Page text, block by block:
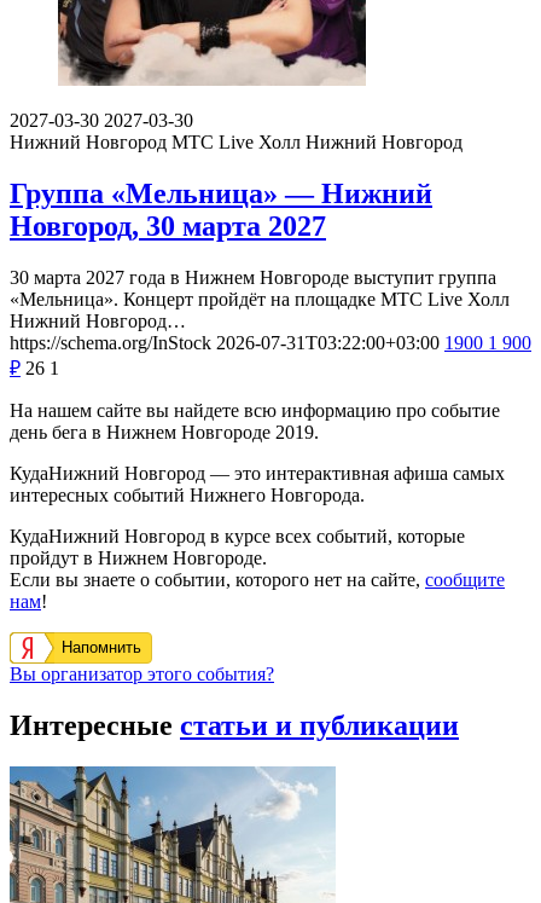
2027-03-30 2027-03-30
Нижний Новгород МТС Live Холл Нижний Новгород
Группа «Мельница» — Нижний
Новгород, 30 марта 2027
30 марта 2027 года в Нижнем Новгороде выступит группа
«Мельница». Концерт пройдёт на площадке МТС Live Холл
Нижний Новгород…
https://schema.org/InStock 2026-07-31T03:22:00+03:00 1900 1 900
₽ 26 1
На нашем сайте вы найдете всю информацию про событие
день бега в Нижнем Новгороде 2019.
КудаНижний Новгород — это интерактивная афиша самых
интересных событий Нижнего Новгорода.
КудаНижний Новгород в курсе всех событий, которые
пройдут в Нижнем Новгороде.
Если вы знаете о событии, которого нет на сайте, сообщите
нам!
Напомнить
Вы организатор этого события?
Интересные статьи и публикации